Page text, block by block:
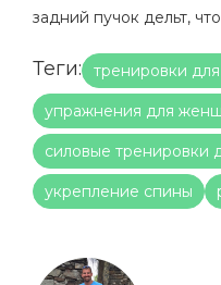
задний пучок дельт,
Теги: тренировки
упражнения для
силовые тренировки
укрепление спины